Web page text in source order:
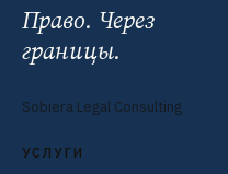
Право. Через
границы.
Sobiera Legal Consulting
УСЛУГИ